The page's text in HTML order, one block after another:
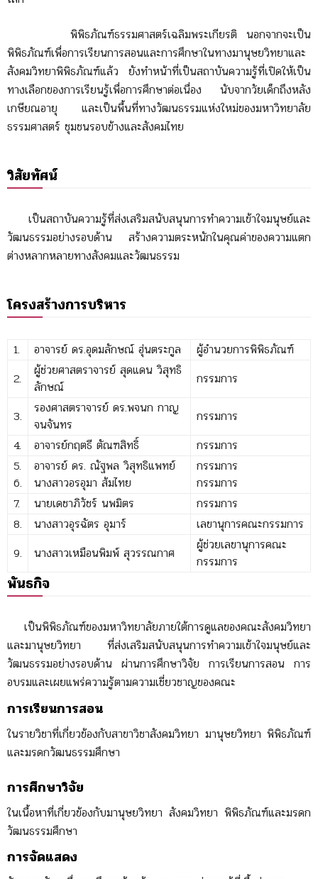
พิพิธภัณฑ์ธรรมศาสตร์เฉลิมพระเกียรติ นอกจากจะเป็น
พิพิธภัณฑ์เพื่อการเรียนการสอนและการศึกษาในทางมานุษยวิทยาและ
สังคมวิทยาพิพิธภัณฑ์แล้ว ยังทำหน้าที่เป็นสถาบันความรู้ที่เปิดให้เป็น
ทางเลือกของการเรียนรู้เพื่อการศึกษาต่อเนื่อง นับจากวัยเด็กถึงหลัง
เกษียณอายุ และเป็นพื้นที่ทางวัฒนธรรมแห่งใหม่ของมหาวิทยาลัย
ธรรมศาสตร์ ชุมชนรอบข้างและสังคมไทย
วิสัยทัศน์
เป็นสถาบันความรู้ที่ส่งเสริมสนับสนุนการทำความเข้าใจมนุษย์และ
วัฒนธรรมอย่างรอบด้าน สร้างความตระหนักในคุณค่าของความแตก
ต่างหลากหลายทางสังคมและวัฒนธรรม
โครงสร้างการบริหาร
1. อาจารย์ ดร.อุดมลักษณ์ ฮุ่นตระกูล
ผู้อำนวยการพิพิธภัณฑ์
2.
ผู้ช่วยศาสตราจารย์ สุดแดน วิสุทธิ
ลักษณ์
กรรมการ
3.
รองศาสตราจารย์ ดร.พจนก กาญ
จนจันทร
กรรมการ
4.
อาจารย์กฤตธี ตัณฑสิทธิ์
กรรมการ
5.
6.
อาจารย์ ดร. ณัฐพล วิสุทธิแพทย์
นางสาวอรอุมา ส้มไทย
กรรมการ
กรรมการ
7.
นายเดชาภิวัชร์ นพมิตร
กรรมการ
8.
นางสาวอุรฉัตร อุมาร์
เลขานุการคณะกรรมการ
9.
นางสาวเหมือนพิมพ์ สุวรรณกาศ
ผู้ช่วยเลขานุการคณะ
กรรมการ
พันธกิจ
เป็นพิพิธภัณฑ์ของมหาวิทยาลัยภายใต้การดูแลของคณะสังคมวิทยา
และมานุษยวิทยา ที่ส่งเสริมสนับสนุนการทำความเข้าใจมนุษย์และ
วัฒนธรรมอย่างรอบด้าน ผ่านการศึกษาวิจัย การเรียนการสอน การ
อบรมและเผยแพร่ความรู้ตามความเชี่ยวชาญของคณะ
การเรียนการสอน
ในรายวิชาที่เกี่ยวข้องกับสาขาวิชาสังคมวิทยา มานุษยวิทยา พิพิธภัณฑ์
และมรดกวัฒนธรรมศึกษา
การศึกษาวิจัย
ในเนื้อหาที่เกี่ยวข้องกับมานุษยวิทยา สังคมวิทยา พิพิธภัณฑ์และมรดก
วัฒนธรรมศึกษา
การจัดแสดง